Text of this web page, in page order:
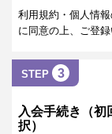
利用規約・個人情
に同意の上、ご登
STEP 3
入会手続き（
択）